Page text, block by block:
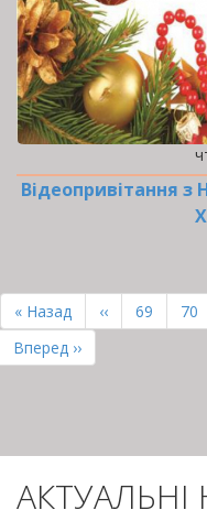
Відеопривітання з
НА
СТОРІНКИ
Перша
сторінка
« Назад
Попередня
сторінка
‹‹ Page
69 Page
70
Остання
сторінка
Вперед ››